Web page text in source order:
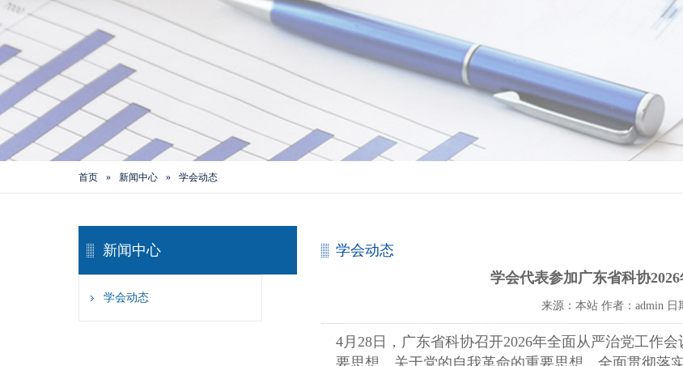
首页 » 新闻中心 » 学会动态
新闻中心
学会动态
学会动态
学会代表参加广东省科协
来源：本站 作者：admin 日
4月28日，广东省科协召开2026年全面从严治党工作
要思想、关于党的自我革命的重要思想，全面贯彻落